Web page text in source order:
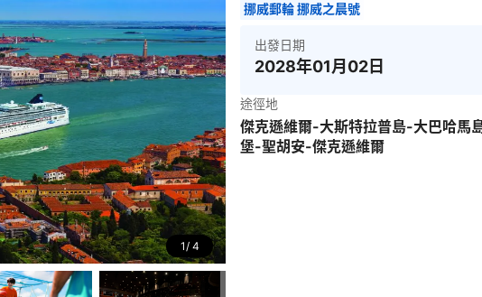
1 4
挪威郵輪 挪威之晨號
出發日期
2028年01月02日
途徑地
傑克遜維爾-大斯特拉普島-大巴哈馬
堡-聖胡安-傑克遜維爾